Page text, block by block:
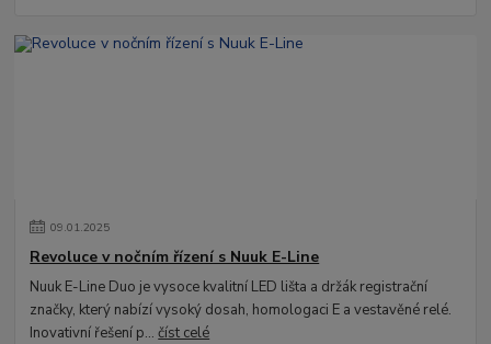
09.01.2025
Revoluce v nočním řízení s Nuuk E-Line
Nuuk E-Line Duo je vysoce kvalitní LED lišta a držák registrační
značky, který nabízí vysoký dosah, homologaci E a vestavěné relé.
Inovativní řešení p...číst celé